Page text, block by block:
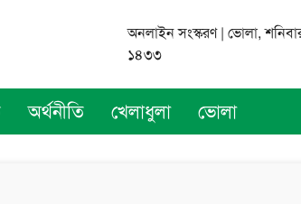
অনলাইন সংস্করণ | ভোলা,
১৪৩৩
অর্থনীতি খেলাধুলা ভোলা